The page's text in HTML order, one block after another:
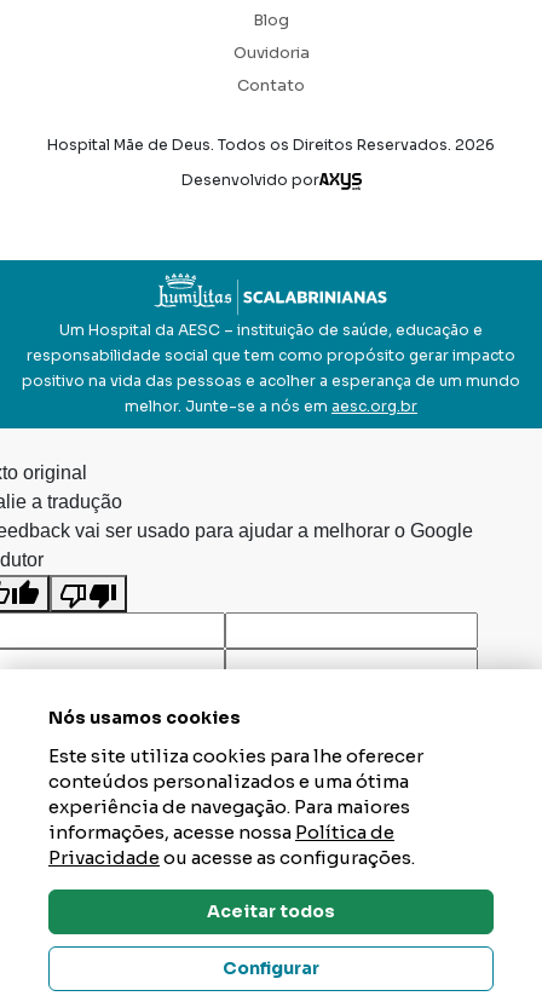
Blog
Ouvidoria
Contato
Hospital Mãe de Deus. Todos os Direitos Reservados. 2026
Desenvolvido por
Axysweb
Um Hospital da AESC – instituição de saúde, educação e
responsabilidade social que tem como propósito gerar impacto
positivo na vida das pessoas e acolher a esperança de um mundo
melhor. Junte-se a nós em aesc.org.br
Dúvidas? Tire Aqui
Nós usamos cookies
Este site utiliza cookies para lhe oferecer
conteúdos personalizados e uma ótima
experiência de navegação. Para maiores
informações, acesse nossa Política de
Privacidadeou acesse as configurações.
Aceitar todos
Configurar
original
a tradução
vai ser usado para ajudar a melhorar o Google